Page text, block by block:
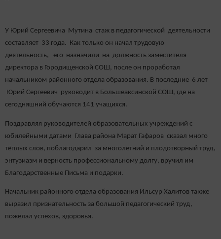
У Юрий Сергеевича Мутина стаж в педагогической деятельности
составляет 33 года. Как только он начал трудовую
деятельность, его назначили на должность заместителя
директора в Городищенской СОШ, после он проработал
начальником районного отдела образования. В последние 6 лет
Юрий Сергеевич руководит в Большеаксинской СОШ, где на
сегодняшний обучаются 141 учащихся.
Поздравляя руководителей образовательных учреждений с
юбилейными датами Глава района Марат Гафаров сказал много
тёплых слов, поблагодарил за многолетний и плодотворный труд,
энтузиазм и верность профессиональному долгу, вручил им
Благодарственные Письма и подарки.
Начальник районного отдела образования Ильсур Халитов также
выразил признательность за большой педагогический труд,
пожелал успехов, здоровья.